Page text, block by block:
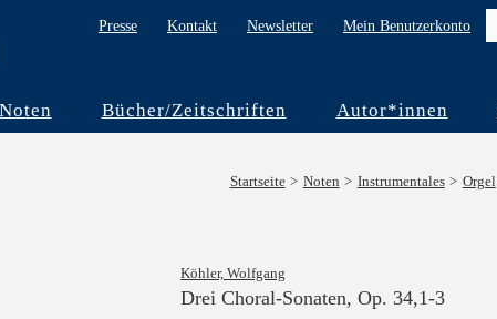
Presse Kontakt Newsletter Mein Benutzerkonto
Noten Bücher/Zeitschriften Autor*innen
Startseite Noten Instrumentales Orgel
Köhler, Wolfgang
Drei Choral-Sonaten, Op. 34,1-3